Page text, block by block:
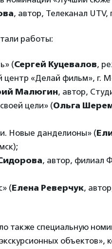
, автор, Телеканал UTV,
работы:
(Сергей Куцевалов,
«Делай фильм», г.
Малюгин, автор,
цели» (Ольга
Новые данделионы» (
, автор, филиал
(Елена Реверчук,
также специальную